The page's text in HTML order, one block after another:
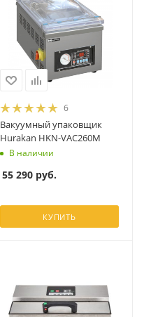
6
Вакуумный упаковщик
Hurakan HKN-VAC260M
В наличии
55 290 руб.
КУПИТЬ